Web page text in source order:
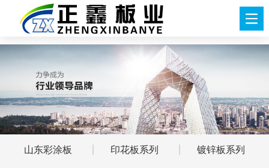
山东彩涂板 印花板系列 镀锌板系列